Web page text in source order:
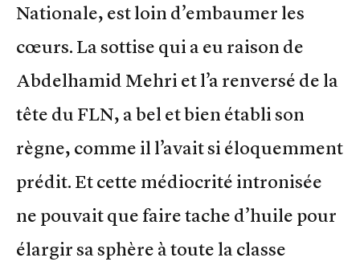
Nationale, est loin d’embaumer les
cœurs. La sottise qui a eu raison de
Abdelhamid Mehri et l’a renversé de la
tête du FLN, a bel et bien établi son
règne, comme il l’avait si éloquemment
prédit. Et cette médiocrité intronisée
ne pouvait que faire tache d’huile pour
élargir sa sphère à toute la classe